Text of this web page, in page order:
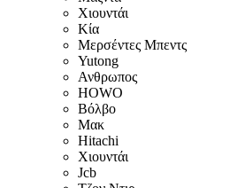
Χιουντάι
Κία
Μερσέντες Μπεντς
Yutong
Ανθρωπος
HOWO
Βόλβο
Μακ
Hitachi
Χιουντάι
Jcb